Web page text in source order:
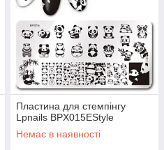
Пластина для стемпінгу
Lpnails BPX015EStyle
Немає в наявності